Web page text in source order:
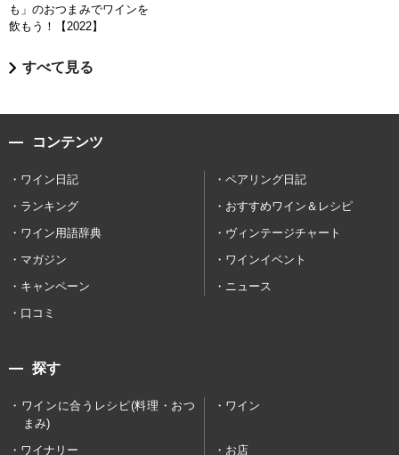
も」のおつまみでワインを
飲もう！【2022】
すべて見る
コンテンツ
ワイン日記
ペアリング日記
ランキング
おすすめワイン＆レシピ
ワイン用語辞典
ヴィンテージチャート
マガジン
ワインイベント
キャンペーン
ニュース
口コミ
探す
ワインに合うレシピ(料理・おつ
まみ)
ワイン
ワイナリー お店